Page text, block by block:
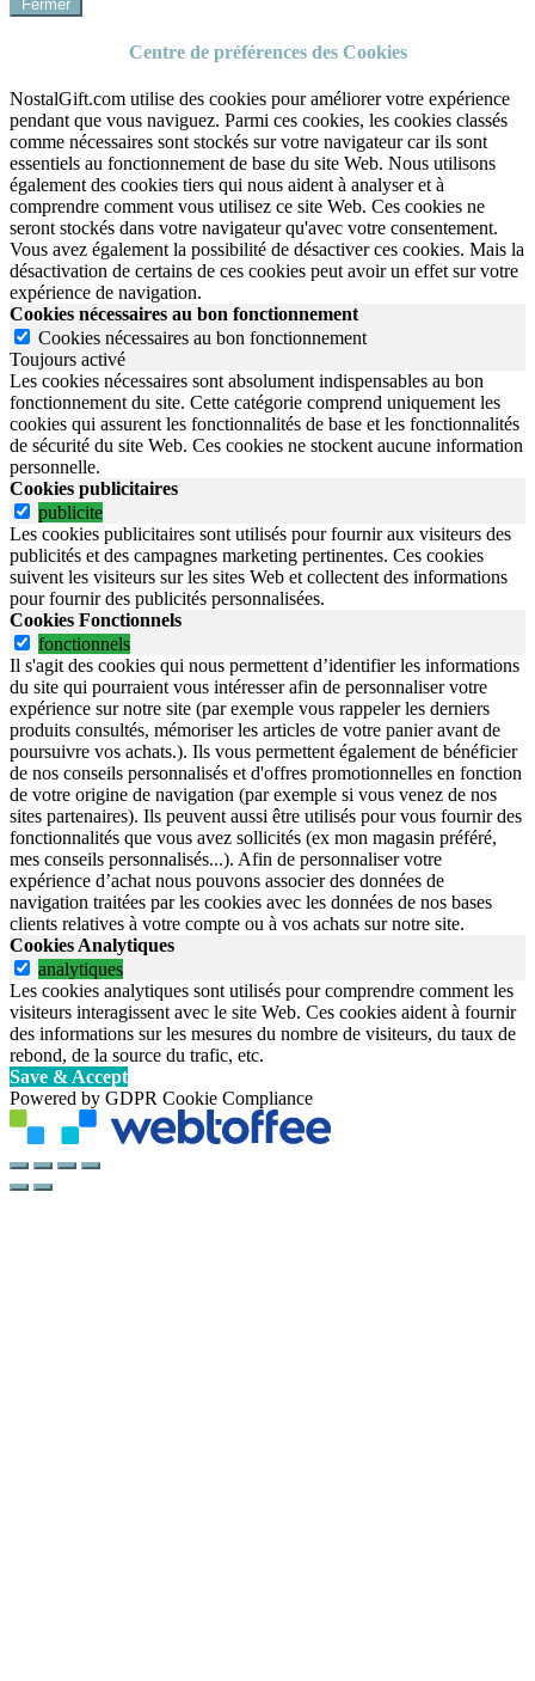
Fermer
Centre de préférences des Cookies
NostalGift.com utilise des cookies pour améliorer votre expérience
pendant que vous naviguez. Parmi ces cookies, les cookies classés
comme nécessaires sont stockés sur votre navigateur car ils sont
essentiels au fonctionnement de base du site Web. Nous utilisons
également des cookies tiers qui nous aident à analyser et à
comprendre comment vous utilisez ce site Web. Ces cookies ne
seront stockés dans votre navigateur qu'avec votre consentement.
Vous avez également la possibilité de désactiver ces cookies. Mais la
désactivation de certains de ces cookies peut avoir un effet sur votre
expérience de navigation.
Cookies nécessaires au bon fonctionnement
Cookies nécessaires au bon fonctionnement
Toujours activé
Les cookies nécessaires sont absolument indispensables au bon
fonctionnement du site. Cette catégorie comprend uniquement les
cookies qui assurent les fonctionnalités de base et les fonctionnalités
de sécurité du site Web. Ces cookies ne stockent aucune information
personnelle.
Cookies publicitaires
publicite
Les cookies publicitaires sont utilisés pour fournir aux visiteurs des
publicités et des campagnes marketing pertinentes. Ces cookies
suivent les visiteurs sur les sites Web et collectent des informations
pour fournir des publicités personnalisées.
Cookies Fonctionnels
fonctionnels
Il s'agit des cookies qui nous permettent d’identifier les informations
du site qui pourraient vous intéresser afin de personnaliser votre
expérience sur notre site (par exemple vous rappeler les derniers
produits consultés, mémoriser les articles de votre panier avant de
poursuivre vos achats.). Ils vous permettent également de bénéficier
de nos conseils personnalisés et d'offres promotionnelles en fonction
de votre origine de navigation (par exemple si vous venez de nos
sites partenaires). Ils peuvent aussi être utilisés pour vous fournir des
fonctionnalités que vous avez sollicités (ex mon magasin préféré,
mes conseils personnalisés...). Afin de personnaliser votre
expérience d’achat nous pouvons associer des données de
navigation traitées par les cookies avec les données de nos bases
clients relatives à votre compte ou à vos achats sur notre site.
Cookies Analytiques
analytiques
Les cookies analytiques sont utilisés pour comprendre comment les
visiteurs interagissent avec le site Web. Ces cookies aident à fournir
des informations sur les mesures du nombre de visiteurs, du taux de
rebond, de la source du trafic, etc.
Save & Accept
Powered by GDPR Cookie Compliance